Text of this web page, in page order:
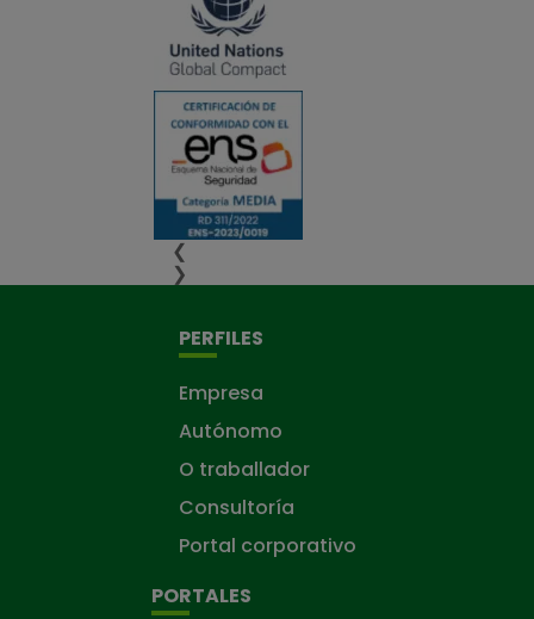
❮
❯
PERFILES
Empresa
Autónomo
O traballador
Consultoría
Portal corporativo
PORTALES